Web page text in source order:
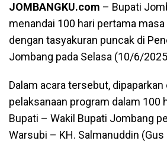
JOMBANGKU.com – Bupati
menandai 100 hari pertama
dengan tasyakuran puncak di
Jombang pada Selasa (10/6/
Dalam acara tersebut, dipaparkan
pelaksanaan program dalam 100
Bupati – Wakil Bupati Jombang
Warsubi – KH. Salmanuddin (Gus